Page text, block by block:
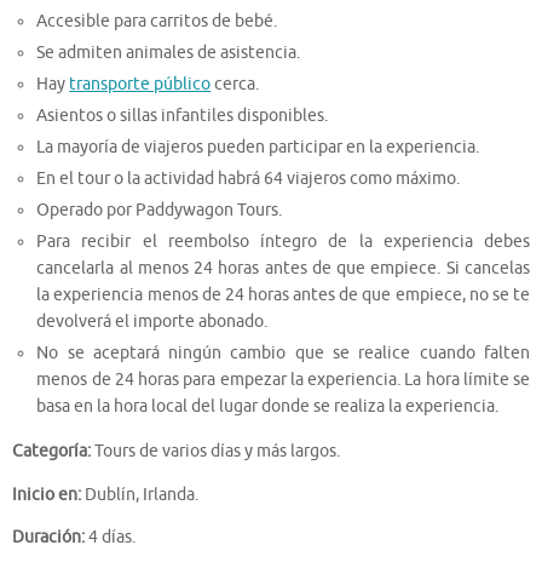
Accesible para carritos de bebé.
Se admiten animales de asistencia.
Hay transporte públicocerca.
Asientos o sillas infantiles disponibles.
La mayoría de viajeros pueden participar en la experiencia.
En el tour o la actividad habrá 64 viajeros como máximo.
Operado por Paddywagon Tours.
Para recibir el reembolso íntegro de la experiencia debes
cancelarla al menos 24 horas antes de que empiece. Si cancelas
la experiencia menos de 24 horas antes de que empiece, no se te
devolverá el importe abonado.
No se aceptará ningún cambio que se realice cuando falten
menos de 24 horas para empezar la experiencia. La hora límite se
basa en la hora local del lugar donde se realiza la experiencia.
Categoría:Tours de varios días y más largos.
Inicio en: Dublín, Irlanda.
Duración:4 días.